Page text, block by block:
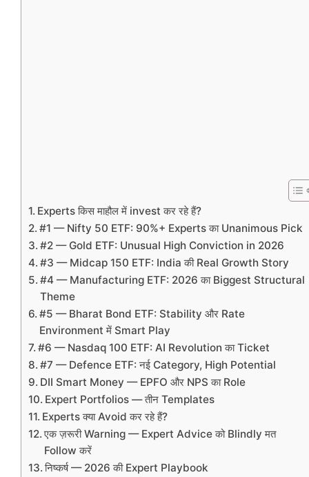
Experts किस माहौल में invest कर रहे हैं?
#1 — Nifty 50 ETF: 90%+ Experts का Unanimous Pick
#2 — Gold ETF: Unusual High Conviction in 2026
#3 — Midcap 150 ETF: India की Real Growth Story
#4 — Manufacturing ETF: 2026 का Biggest Structural
Theme
#5 — Bharat Bond ETF: Stability और Rate
Environment में Smart Play
#6 — Nasdaq 100 ETF: AI Revolution का Ticket
#7 — Defence ETF: नई Category, High Potential
DII Smart Money — EPFO और NPS का Role
Expert Portfolios — तीन Templates
Experts क्या Avoid कर रहे हैं?
एक ज़रूरी Warning — Expert Advice को Blindly मत
Follow करें
निष्कर्ष — 2026 की Expert Playbook